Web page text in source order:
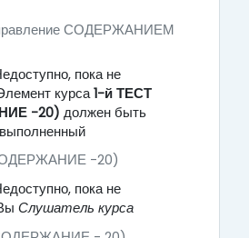
СОДЕРЖАНИЕМ
пока не
курса1-й ТЕСТ
-20) должен быть
-20)
пока не
Слушатель курса